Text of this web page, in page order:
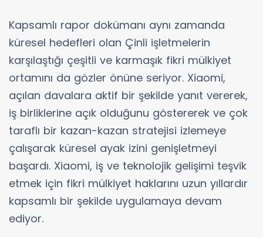
Kapsamlı rapor dokümanı aynı zamanda
küresel hedefleri olan Çinli işletmelerin
karşılaştığı çeşitli ve karmaşık fikri mülkiyet
ortamını da gözler önüne seriyor. Xiaomi,
açılan davalara aktif bir şekilde yanıt vererek,
iş birliklerine açık olduğunu göstererek ve çok
taraflı bir kazan-kazan stratejisi izlemeye
çalışarak küresel ayak izini genişletmeyi
başardı. Xiaomi, iş ve teknolojik gelişimi teşvik
etmek için fikri mülkiyet haklarını uzun yıllardır
kapsamlı bir şekilde uygulamaya devam
ediyor.